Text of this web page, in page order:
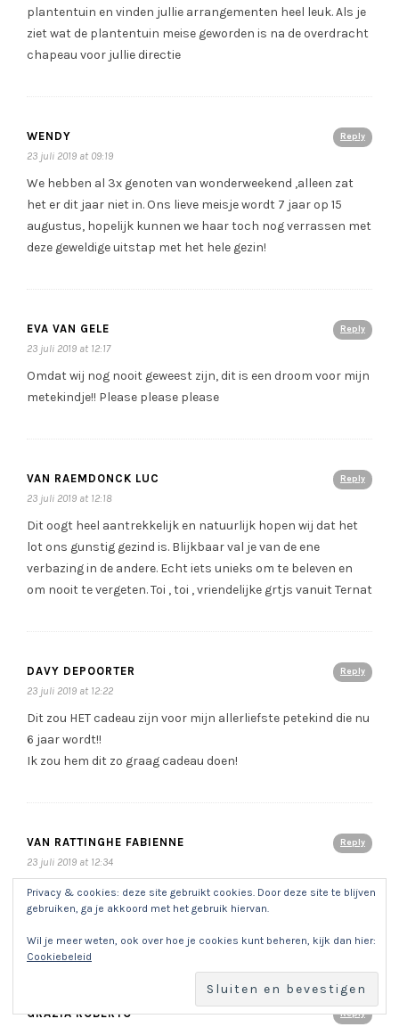
plantentuin en vinden jullie arrangementen heel leuk. Als je
ziet wat de plantentuin meise geworden is na de overdracht
chapeau voor jullie directie
Reply
WENDY
23 juli 2019 at 09:19
We hebben al 3x genoten van wonderweekend ,alleen zat
het er dit jaar niet in. Ons lieve meisje wordt 7 jaar op 15
augustus, hopelijk kunnen we haar toch nog verrassen met
deze geweldige uitstap met het hele gezin!
Reply
EVA VAN GELE
23 juli 2019 at 12:17
Omdat wij nog nooit geweest zijn, dit is een droom voor mijn
metekindje!! Please please please
Reply
VAN RAEMDONCK LUC
23 juli 2019 at 12:18
Dit oogt heel aantrekkelijk en natuurlijk hopen wij dat het
lot ons gunstig gezind is. Blijkbaar val je van de ene
verbazing in de andere. Echt iets unieks om te beleven en
om nooit te vergeten. Toi , toi , vriendelijke grtjs vanuit Ternat
Reply
DAVY DEPOORTER
23 juli 2019 at 12:22
Dit zou HET cadeau zijn voor mijn allerliefste petekind die nu
6 jaar wordt!!
Ik zou hem dit zo graag cadeau doen!
Reply
VAN RATTINGHE FABIENNE
23 juli 2019 at 12:34
Dit zal een mooi cadeau voor mijn dochter en haar 3
kinderen ze heeft het al zo moeilijk gehad daarom wil ik het
Reply
GRAZIA ROBERTO
Privacy & cookies: deze site gebruikt cookies. Door deze site te blijven
gebruiken, ga je akkoord met het gebruik hiervan.
Wil je meer weten, ook over hoe je cookies kunt beheren, kijk dan hier:
Cookiebeleid